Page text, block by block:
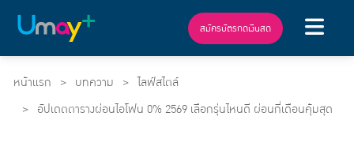
สมัครบัตรกดเงินสด
หน้าแรก บทความ
ไลฟ์สไตล์
อัปเดตตารางผ่อนไอโฟน 0% 2569 เลือกรุ่นไหนดี ผ่อนกี่เดือนคุ้มสุด